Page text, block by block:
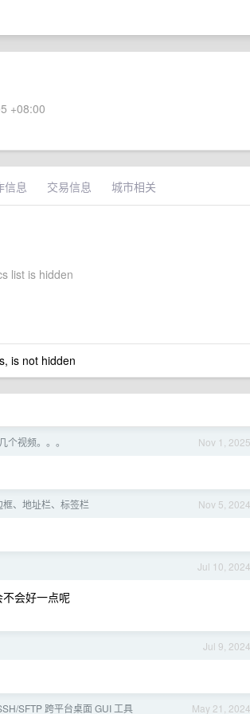
+08:00
信息 交易信息 城市相关
list is hidden
is not hidden
Nov 1, 2025
个视频。。。
Nov 5, 2024
、地址栏、标签栏
Jul 10, 2024
会好一点呢
Jul 9, 2024
May 21, 2024
SFTP 跨平台桌面 GUI 工具